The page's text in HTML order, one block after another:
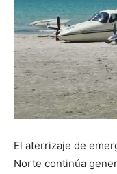
El aterrizaje de
Norte continúa